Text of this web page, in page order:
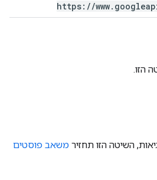
https: //www.
הזו.
השיטה הזו תחזיר משאב פוסטים